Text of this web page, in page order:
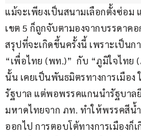
แม้จะเพียงเป็นสนามเลือกตั้งซ่อม
เขต 5 ก็ถูกจับตามองจากบรรดาค
สรุปที่จะเกิดขึ้นครั้งนี้ เพราะเป็นก
“เพื่อไทย (พท.)”  กับ “ภูมิใจไทย
นั้น เคยเป็นพันธมิตรทางการเมือง
รัฐบาล แต่พอพรรคแกนนำรัฐบาล
มหาดไทยจาก ภท. ทำให้พรรคสีน้
ออกไป การตอบโต้ทางการเมืองก็